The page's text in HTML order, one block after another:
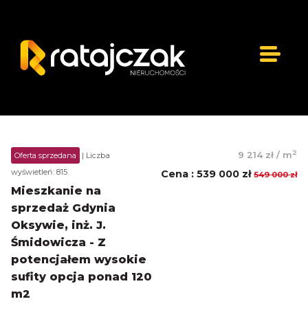
Oferta sprzedana
| Liczba
wyświetleń: 815
Mieszkanie na
sprzedaż Gdynia
Oksywie, inż. J.
Śmidowicza - Z
potencjałem wysokie
sufity opcja ponad 120
m2
9 214 zł / m2
Cena : 539 000 zł 549 000 zł